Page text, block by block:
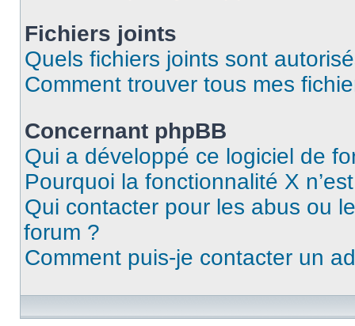
Fichiers joints
Quels fichiers joints sont
Comment trouver tous mes
Concernant phpBB
Qui a développé ce logiciel de
Pourquoi la fonctionnalité X
Qui contacter pour les abus ou
forum ?
Comment puis-je contacter un